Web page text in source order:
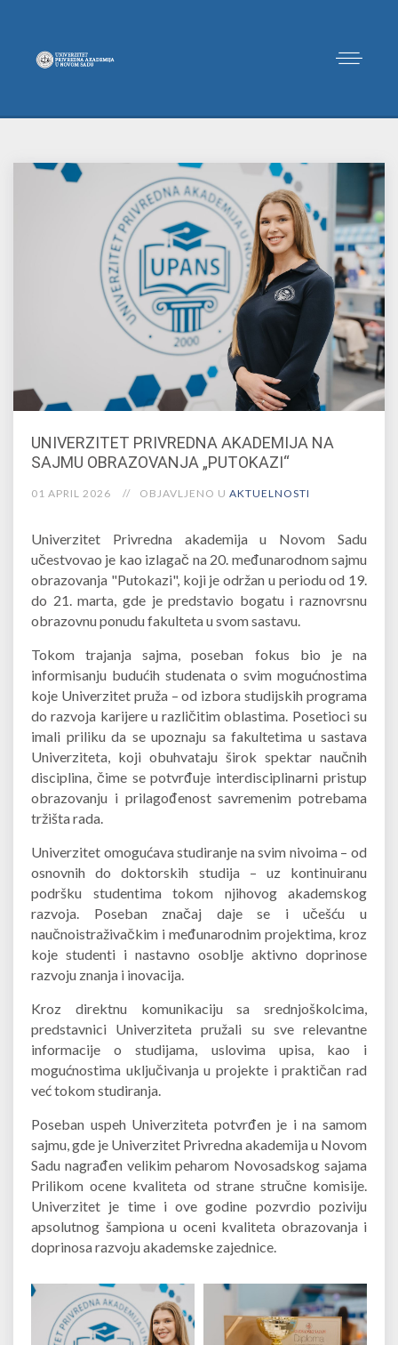
UNIVERZITET PRIVREDNA AKADEMIJA NA
SAJMU OBRAZOVANJA „PUTOKAZI“
01 APRIL 2026 OBJAVLJENO U AKTUELNOSTI
Univerzitet Privredna akademija u Novom Sadu
učestvovao je kao izlagač na 20. međunarodnom sajmu
obrazovanja "Putokazi", koji je održan u periodu od 19.
do 21. marta, gde je predstavio bogatu i raznovrsnu
obrazovnu ponudu fakulteta u svom sastavu.
Tokom trajanja sajma, poseban fokus bio je na
informisanju budućih studenata o svim mogućnostima
koje Univerzitet pruža – od izbora studijskih programa
do razvoja karijere u različitim oblastima. Posetioci su
imali priliku da se upoznaju sa fakultetima u sastava
Univerziteta, koji obuhvataju širok spektar naučnih
disciplina, čime se potvrđuje interdisciplinarni pristup
obrazovanju i prilagođenost savremenim potrebama
tržišta rada.
Univerzitet omogućava studiranje na svim nivoima – od
osnovnih do doktorskih studija – uz kontinuiranu
podršku studentima tokom njihovog akademskog
razvoja. Poseban značaj daje se i učešću u
naučnoistraživačkim i međunarodnim projektima, kroz
koje studenti i nastavno osoblje aktivno doprinose
razvoju znanja i inovacija.
Kroz direktnu komunikaciju sa srednjoškolcima,
predstavnici Univerziteta pružali su sve relevantne
informacije o studijama, uslovima upisa, kao i
mogućnostima uključivanja u projekte i praktičan rad
već tokom studiranja.
Poseban uspeh Univerziteta potvrđen je i na samom
sajmu, gde je Univerzitet Privredna akademija u Novom
Sadu nagrađen velikim peharom Novosadskog sajama
Prilikom ocene kvaliteta od strane stručne komisije.
Univerzitet je time i ove godine pozvrdio poziviju
apsolutnog šampiona u oceni kvaliteta obrazovanja i
doprinosa razvoju akademske zajednice.